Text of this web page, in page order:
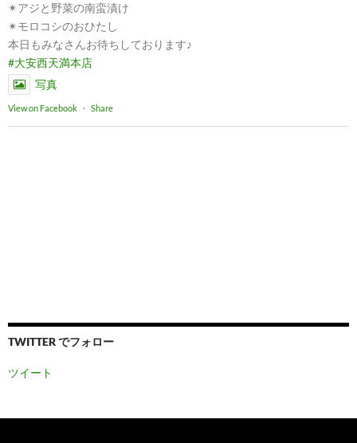
✴︎アジと野菜の南蛮漬け
✴︎モロコシのおひたし
本日もみなさんお待ちしております♪
#大安西天満本店
写真
View on Facebook · Share
TWITTER でフォロー
ツイート